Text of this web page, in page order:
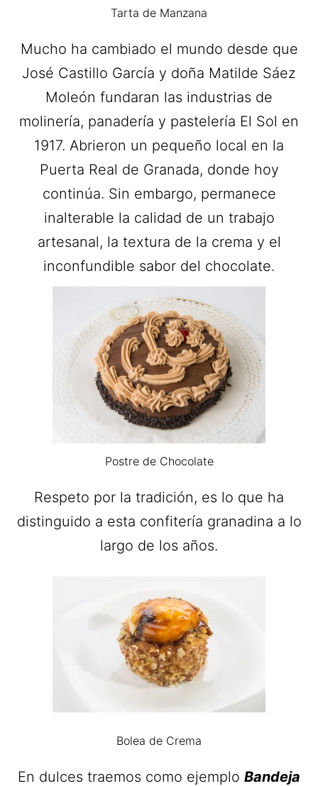
Tarta de Manzana
Mucho ha cambiado el mundo desde que
José Castillo García y doña Matilde Sáez
Moleón fundaran las industrias de
molinería, panadería y pastelería El Sol en
1917. Abrieron un pequeño local en la
Puerta Real de Granada, donde hoy
continúa. Sin embargo, permanece
inalterable la calidad de un trabajo
artesanal, la textura de la crema y el
inconfundible sabor del chocolate.
Postre de Chocolate
Respeto por la tradición, es lo que ha
distinguido a esta confitería granadina a lo
largo de los años.
Bolea de Crema
En dulces traemos como ejemplo Bandeja